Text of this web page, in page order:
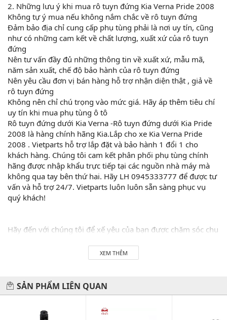
2. Những lưu ý khi mua rô tuyn đứng Kia Verna Pride 2008
Không tự ý mua nếu không nắm chắc về rô tuyn đứng
Đảm bảo địa chỉ cung cấp phụ tùng phải là nơi uy tín, cũng
như có những cam kết về chất lượng, xuất xứ của rô tuyn
đứng
Nên tư vấn đầy đủ những thông tin về xuất xứ, mẫu mã,
năm sản xuất, chế độ bảo hành của rô tuyn đứng
Nên yêu cầu đơn vị bán hàng hỗ trợ nhận diện thật , giả về
rô tuyn đứng
Không nên chỉ chú trọng vào mức giá. Hãy áp thêm tiêu chí
uy tín khi mua phụ tùng ô tô
Rô tuyn đứng dưới Kia Verna -Rô tuyn đứng dưới Kia Pride
2008 là hàng chính hãng Kia.Lắp cho xe Kia Verna Pride
2008 . Vietparts hỗ trợ lắp đặt và bảo hành 1 đổi 1 cho
khách hàng. Chúng tôi cam kết phân phối phụ tùng chính
hãng được nhập khẩu trực tiếp tại các nguồn nhà máy mà
không qua tay bên thứ hai. Hãy LH 0945333777 để được tư
vấn và hỗ trợ 24/7. Vietparts luôn luôn sẵn sàng phục vụ
quý khách!
Hãy đến với chúng tôi để xế yêu của bạn được chăm sóc chu
#vietparts #ascgroup #phutungotodungxuatxurochatluong
-------------------------------------------------------
phụ kiện và phụ gia xe hơi.
XEM THÊM
SẢN PHẨM LIÊN QUAN